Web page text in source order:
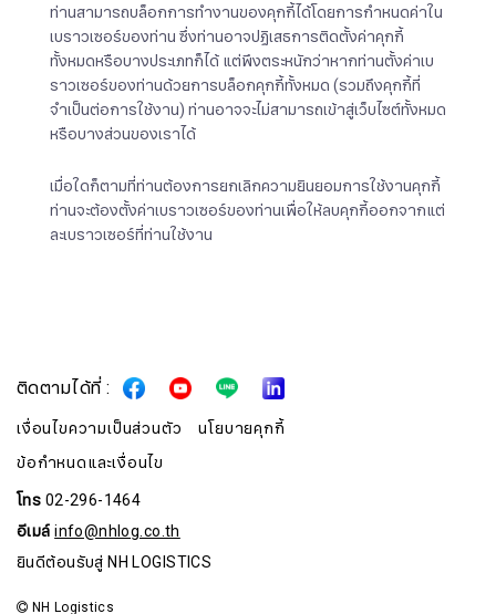
ท่านสามารถบล็อกการทำงานของคุกกี้ได้โดยการกำหนดค่าใน
เบราวเซอร์ของท่าน ซึ่งท่านอาจปฏิเสธการติดตั้งค่าคุกกี้
ทั้งหมดหรือบางประเภทก็ได้ แต่พึงตระหนักว่าหากท่านตั้งค่าเบ
ราวเซอร์ของท่านด้วยการบล็อกคุกกี้ทั้งหมด (รวมถึงคุกกี้ที่
จำเป็นต่อการใช้งาน) ท่านอาจจะไม่สามารถเข้าสู่เว็บไซต์ทั้งหมด
หรือบางส่วนของเราได้
เมื่อใดก็ตามที่ท่านต้องการยกเลิกความยินยอมการใช้งานคุกกี้
ท่านจะต้องตั้งค่าเบราวเซอร์ของท่านเพื่อให้ลบคุกกี้ออกจากแต่
ละเบราวเซอร์ที่ท่านใช้งาน
ติดตามได้ที่ :
เงื่อนไขความเป็นส่วนตัว
นโยบายคุกกี้
ข้อกำหนดและเงื่อนไข
โทร02-296-1464
อีเมล์info@nhlog.co.th
ยินดีต้อนรับสู่ NH LOGISTICS
NH Logistics
สมัครรับจดหมายข่าว
ชื่อ